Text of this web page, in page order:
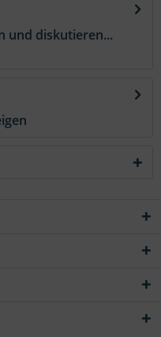
und diskutieren...